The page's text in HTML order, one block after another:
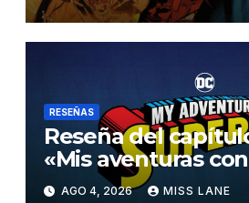
RESEÑAS
Reseña del
«Mis aventuras con
Superman»
AGO 4, 2026 MISS LANE